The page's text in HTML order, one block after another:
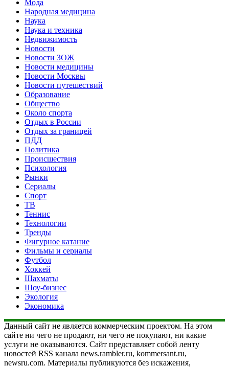
Мода
Народная медицина
Наука
Наука и техника
Недвижимость
Новости
Новости ЗОЖ
Новости медицины
Новости Москвы
Новости путешествий
Образование
Общество
Около спорта
Отдых в России
Отдых за границей
ПДД
Политика
Происшествия
Психология
Рынки
Сериалы
Спорт
ТВ
Теннис
Технологии
Тренды
Фигурное катание
Фильмы и сериалы
Футбол
Хоккей
Шахматы
Шоу-бизнес
Экология
Экономика
Данный сайт не является коммерческим проектом. На этом
сайте ни чего не продают, ни чего не покупают, ни какие
услуги не оказываются. Сайт представляет собой ленту
новостей RSS канала news.rambler.ru, kommersant.ru,
newsru.com. Материалы публикуются без искажения,